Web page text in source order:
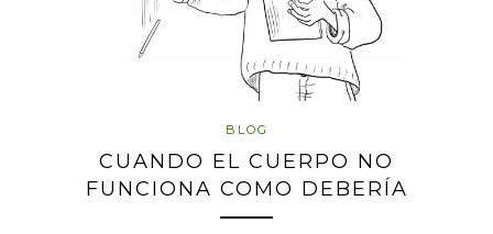
BLOG
CUANDO EL CUERPO NO
FUNCIONA COMO DEBERÍA